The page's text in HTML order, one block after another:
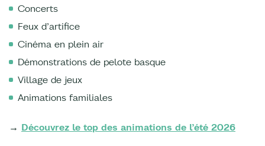
Concerts
Feux d’artifice
Cinéma en plein air
Démonstrations de pelote basque
Village de jeux
Animations familiales
→ Découvrez le top des animations de l’été 2026